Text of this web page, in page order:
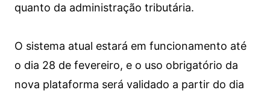
quanto da administração tributária.
O sistema atual estará em funcionamento até
o dia 28 de fevereiro, e o uso obrigatório da
nova plataforma será validado a partir do dia